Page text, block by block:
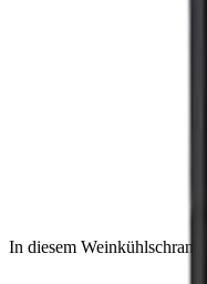
In diesem Weinkühlschrank